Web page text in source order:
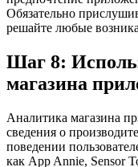
Обязательно
решайте любые
Шаг 8:
магазина
Аналитика магазина
сведения о
поведении
как App Annie, Sensor